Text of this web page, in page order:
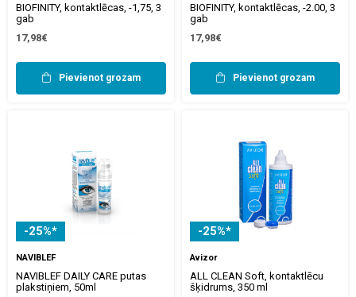
BIOFINITY, kontaktlēcas, -1,75, 3
gab
17,98€
Pievienot grozam
BIOFINITY, kontaktlēcas, -2.00, 3
gab
17,98€
Pievienot grozam
-25%*
NAVIBLEF
NAVIBLEF DAILY CARE putas
plakstiņiem, 50ml
-25%*
Avizor
ALL CLEAN Soft, kontaktlēcu
šķidrums, 350 ml